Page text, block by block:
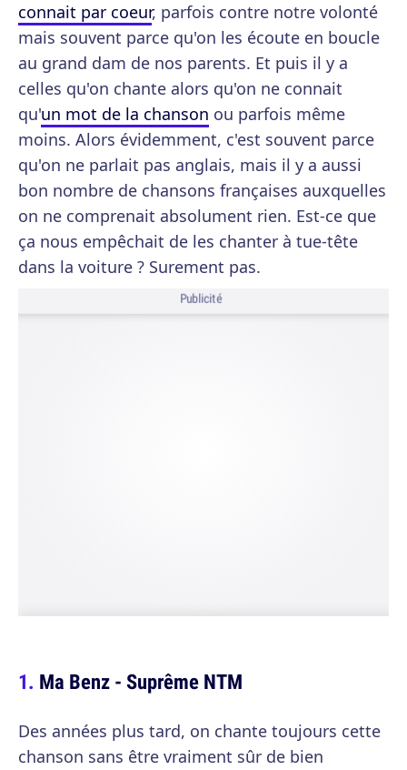
connait par coeur, parfois contre notre volonté
mais souvent parce qu'on les écoute en boucle
au grand dam de nos parents. Et puis il y a
celles qu'on chante alors qu'on ne connait
qu'un mot de la chanson ou parfois même
moins. Alors évidemment, c'est souvent parce
qu'on ne parlait pas anglais, mais il y a aussi
bon nombre de chansons françaises auxquelles
on ne comprenait absolument rien. Est-ce que
ça nous empêchait de les chanter à tue-tête
dans la voiture ? Surement pas.
Publicité
Ma Benz - Suprême NTM
Des années plus tard, on chante toujours cette
chanson sans être vraiment sûr de bien